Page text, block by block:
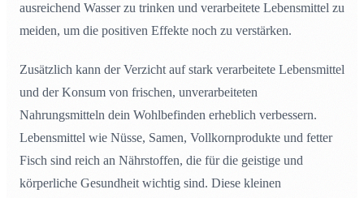
ausreichend Wasser zu trinken und verarbeitete Lebensmittel zu
meiden, um die positiven Effekte noch zu verstärken.
Zusätzlich kann der Verzicht auf stark verarbeitete Lebensmittel
und der Konsum von frischen, unverarbeiteten
Nahrungsmitteln dein Wohlbefinden erheblich verbessern.
Lebensmittel wie Nüsse, Samen, Vollkornprodukte und fetter
Fisch sind reich an Nährstoffen, die für die geistige und
körperliche Gesundheit wichtig sind. Diese kleinen